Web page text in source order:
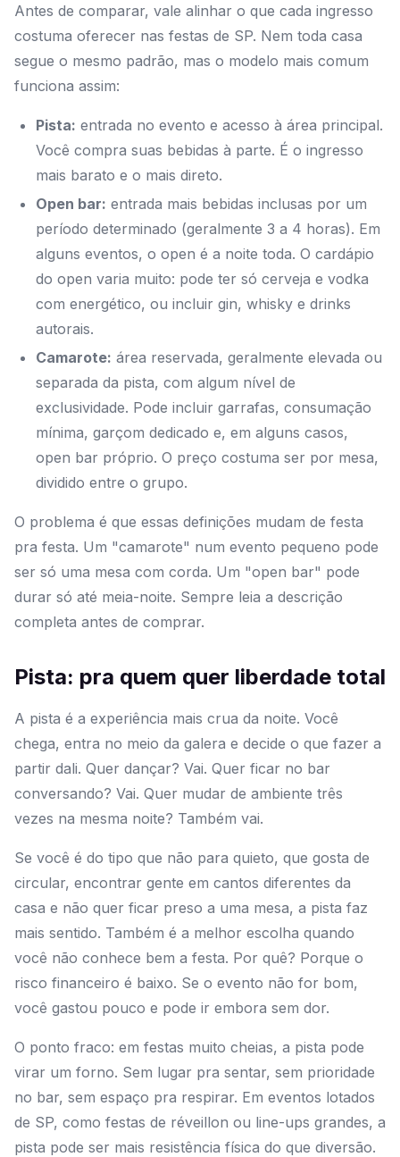
Antes de comparar, vale alinhar o que cada ingresso
costuma oferecer nas festas de SP. Nem toda casa
segue o mesmo padrão, mas o modelo mais comum
funciona assim:
Pista: entrada no evento e acesso à área principal.
Você compra suas bebidas à parte. É o ingresso
mais barato e o mais direto.
Open bar: entrada mais bebidas inclusas por um
período determinado (geralmente 3 a 4 horas). Em
alguns eventos, o open é a noite toda. O cardápio
do open varia muito: pode ter só cerveja e vodka
com energético, ou incluir gin, whisky e drinks
autorais.
Camarote: área reservada, geralmente elevada ou
separada da pista, com algum nível de
exclusividade. Pode incluir garrafas, consumação
mínima, garçom dedicado e, em alguns casos,
open bar próprio. O preço costuma ser por mesa,
dividido entre o grupo.
O problema é que essas definições mudam de festa
pra festa. Um "camarote" num evento pequeno pode
ser só uma mesa com corda. Um "open bar" pode
durar só até meia-noite. Sempre leia a descrição
completa antes de comprar.
Pista: pra quem quer liberdade total
A pista é a experiência mais crua da noite. Você
chega, entra no meio da galera e decide o que fazer a
partir dali. Quer dançar? Vai. Quer ficar no bar
conversando? Vai. Quer mudar de ambiente três
vezes na mesma noite? Também vai.
Se você é do tipo que não para quieto, que gosta de
circular, encontrar gente em cantos diferentes da
casa e não quer ficar preso a uma mesa, a pista faz
mais sentido. Também é a melhor escolha quando
você não conhece bem a festa. Por quê? Porque o
risco financeiro é baixo. Se o evento não for bom,
você gastou pouco e pode ir embora sem dor.
O ponto fraco: em festas muito cheias, a pista pode
virar um forno. Sem lugar pra sentar, sem prioridade
no bar, sem espaço pra respirar. Em eventos lotados
de SP, como festas de réveillon ou line-ups grandes, a
pista pode ser mais resistência física do que diversão.